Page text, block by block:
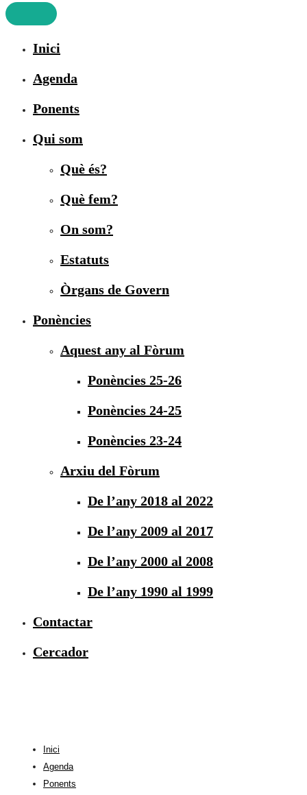
Inici
Agenda
Ponents
Qui som
Què és?
Què fem?
On som?
Estatuts
Òrgans de Govern
Ponències
Aquest any al Fòrum
Ponències 25-26
Ponències 24-25
Ponències 23-24
Arxiu del Fòrum
De l’any 2018 al 2022
De l’any 2009 al 2017
De l’any 2000 al 2008
De l’any 1990 al 1999
Contactar
Cercador
Inici
Agenda
Ponents